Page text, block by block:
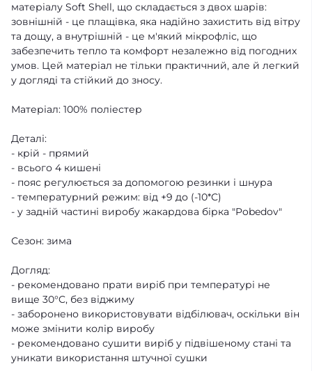
матеріалу Soft Shell, що складається з двох шарів:
зовнішній - це плащівка, яка надійно захистить від вітру
та дощу, а внутрішній - це м'який мікрофліс, що
забезпечить тепло та комфорт незалежно від погодних
умов. Цей матеріал не тільки практичний, але й легкий
у догляді та стійкий до зносу.
Матеріал: 100% поліестер
Деталі:
- крій - прямий
- всього 4 кишені
- пояс регулюється за допомогою резинки і шнура
- температурний режим: від +9 до (-10*С)
- у задній частині виробу жакардова бірка "Pobedov"
Сезон: зима
Догляд:
- рекомендовано прати виріб при температурі не
вище 30°C, без віджиму
- заборонено використовувати відбілювач, оскільки він
може змінити колір виробу
- рекомендовано сушити виріб у підвішеному стані та
уникати використання штучної сушки